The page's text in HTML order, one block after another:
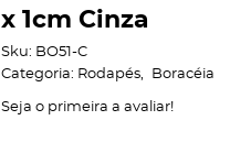
x 1cm Cinza
Sku: BO51-C
Categoria: Rodapés Boracéia
Seja o primeira a avaliar!